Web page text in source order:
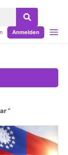
Anmelden